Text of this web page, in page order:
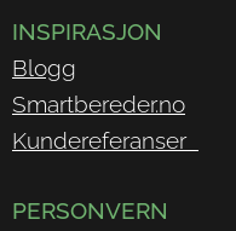
INSPIRASJON
Blogg
Smartbereder.no
Kundereferanser
PERSONVERN